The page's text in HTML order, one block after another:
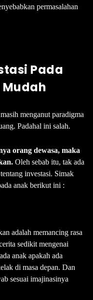
permasalahan
Pada
menganut paradigma
Padahal ini salah.
orang dewasa, maka
Oleh sebab itu, tak ada
investasi. Simak
anak berikut ini :
adalah memancing rasa
sedikit mengenai
anak apakah ada
di masa depan. Dan
sesuai imajinasinya